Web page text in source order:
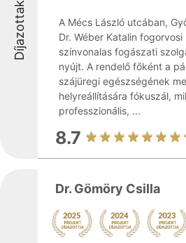
Díjazottak
A Mécs László utcában,
Dr. Wéber Katalin fogorvosi
színvonalas fogászati
nyújt. A rendelő főként a
szájüregi egészségének
helyreállítására fókuszál,
professzionális, ...
8.7
Dr. Gömöry Csilla